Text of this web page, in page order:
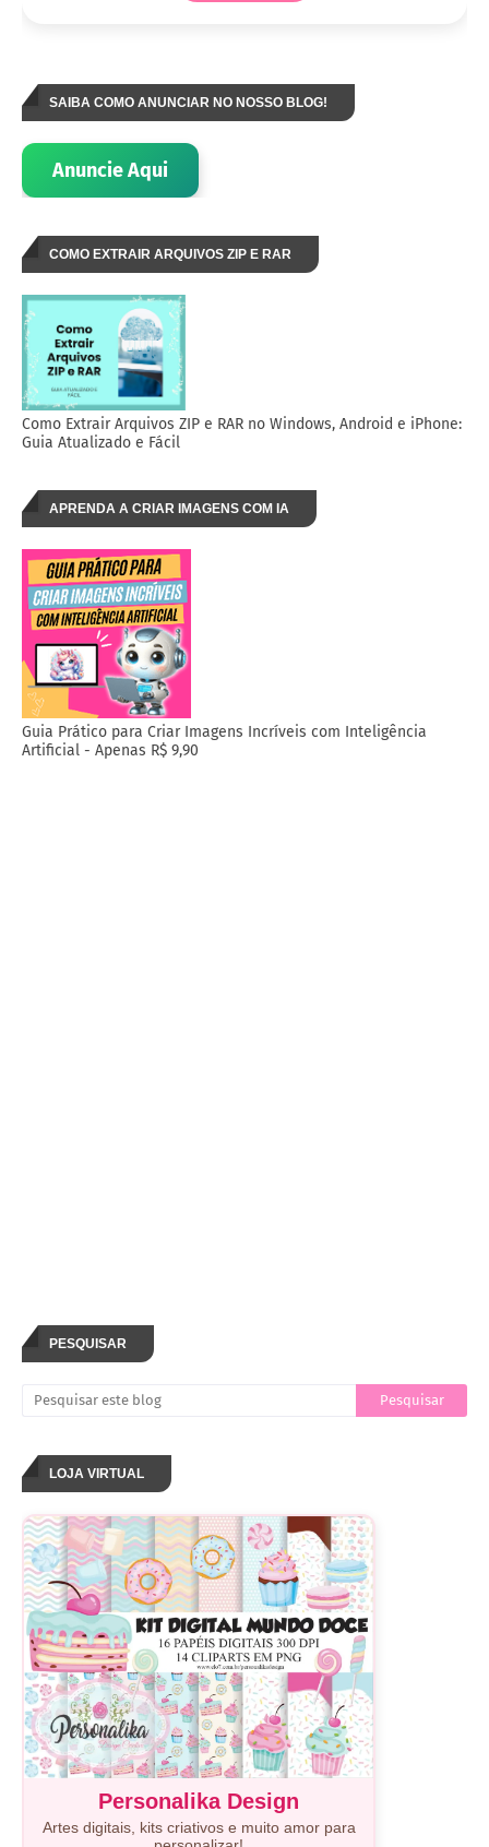
SAIBA COMO ANUNCIAR NO NOSSO BLOG!
Anuncie Aqui
COMO EXTRAIR ARQUIVOS ZIP E RAR
Como Extrair Arquivos ZIP e RAR no Windows, Android e iPhone:
Guia Atualizado e Fácil
APRENDA A CRIAR IMAGENS COM IA
Guia Prático para Criar Imagens Incríveis com Inteligência
Artificial - Apenas R$ 9,90
PESQUISAR
LOJA VIRTUAL
Personalika Design
Artes digitais, kits criativos e muito amor para